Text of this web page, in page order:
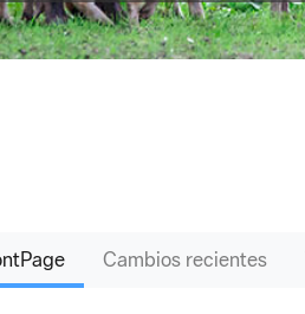
Cambios recientes